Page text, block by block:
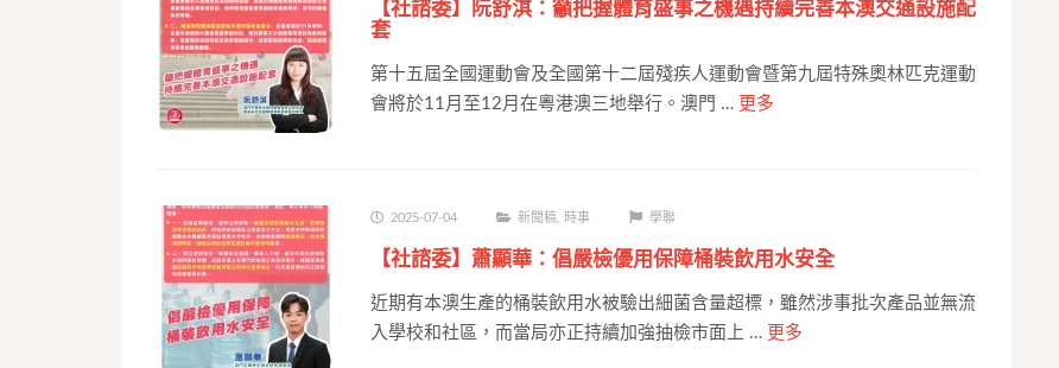
【社諮委】阮舒淇：籲把握體育盛事之機遇持續完善本澳交通設施配
套
第十五屆全國運動會及全國第十二屆殘疾人運動會暨第九屆特殊奧林匹克運動
會將於11月至12月在粵港澳三地舉行。澳門 … 更多
2025-07-04 新聞稿 時事 學聯
【社諮委】蕭顯華：倡嚴檢優用保障桶裝飲用水安全
近期有本澳生產的桶裝飲用水被驗出細菌含量超標，雖然涉事批次產品並無流
入學校和社區，而當局亦正持續加強抽檢市面上 … 更多